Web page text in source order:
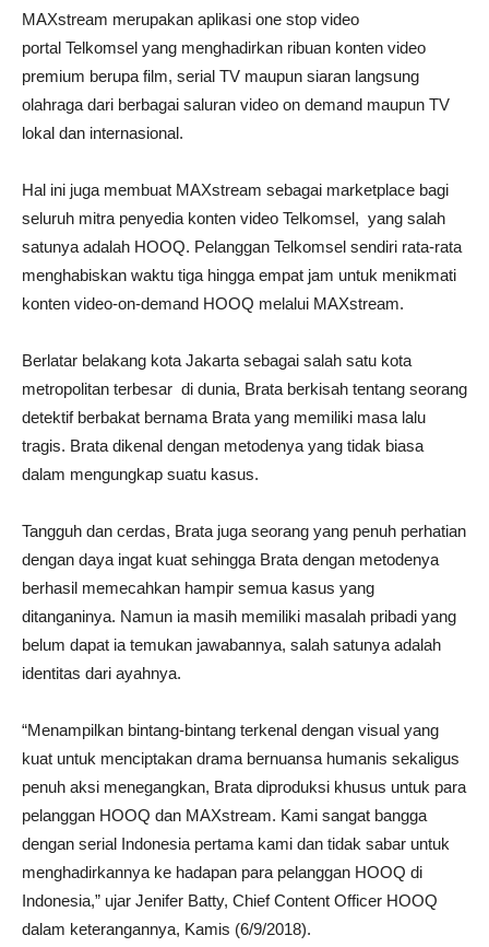
MAXstream merupakan aplikasi one stop video
portal Telkomsel yang menghadirkan ribuan konten video
premium berupa film, serial TV maupun siaran langsung
olahraga dari berbagai saluran video on demand maupun TV
lokal dan internasional.
Hal ini juga membuat MAXstream sebagai marketplace bagi
seluruh mitra penyedia konten video Telkomsel, yang salah
satunya adalah HOOQ. Pelanggan Telkomsel sendiri rata-rata
menghabiskan waktu tiga hingga empat jam untuk menikmati
konten video-on-demand HOOQ melalui MAXstream.
Berlatar belakang kota Jakarta sebagai salah satu kota
metropolitan terbesar di dunia, Brata berkisah tentang seorang
detektif berbakat bernama Brata yang memiliki masa lalu
tragis. Brata dikenal dengan metodenya yang tidak biasa
dalam mengungkap suatu kasus.
Tangguh dan cerdas, Brata juga seorang yang penuh perhatian
dengan daya ingat kuat sehingga Brata dengan metodenya
berhasil memecahkan hampir semua kasus yang
ditanganinya. Namun ia masih memiliki masalah pribadi yang
belum dapat ia temukan jawabannya, salah satunya adalah
identitas dari ayahnya.
“Menampilkan bintang-bintang terkenal dengan visual yang
kuat untuk menciptakan drama bernuansa humanis sekaligus
penuh aksi menegangkan, Brata diproduksi khusus untuk para
pelanggan HOOQ dan MAXstream. Kami sangat bangga
dengan serial Indonesia pertama kami dan tidak sabar untuk
menghadirkannya ke hadapan para pelanggan HOOQ di
Indonesia,” ujar Jenifer Batty, Chief Content Officer HOOQ
dalam keterangannya, Kamis (6/9/2018).